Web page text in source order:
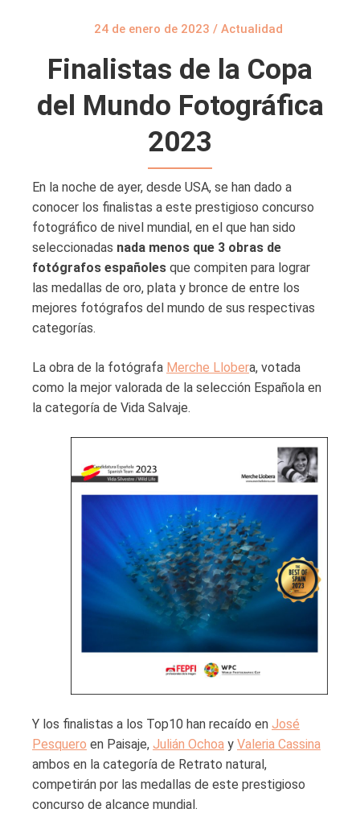
24 de enero de 2023 / Actualidad
Finalistas de la Copa
del Mundo Fotográfica
2023
En la noche de ayer, desde USA, se han dado a
conocer los finalistas a este prestigioso concurso
fotográfico de nivel mundial, en el que han sido
seleccionadas nada menos que 3 obras de
fotógrafos españoles que compiten para lograr
las medallas de oro, plata y bronce de entre los
mejores fotógrafos del mundo de sus respectivas
categorías.
La obra de la fotógrafa Merche Llobera, votada
como la mejor valorada de la selección Española en
la categoría de Vida Salvaje.
Y los finalistas a los Top10 han recaído en José
Pesquero en Paisaje, Julián Ochoa y Valeria Cassina
ambos en la categoría de Retrato natural,
competirán por las medallas de este prestigioso
concurso de alcance mundial.